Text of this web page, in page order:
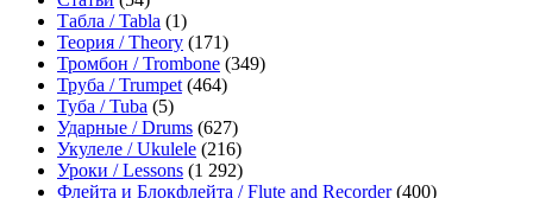
Табла / Tabla (1)
Теория / Theory (171)
Тромбон / Trombone (349)
Труба / Trumpet (464)
Туба / Tuba (5)
Ударные / Drums (627)
Укулеле / Ukulele (216)
Уроки / Lessons (1 292)
Флейта и Блокфлейта / Flute and Recorder(400)